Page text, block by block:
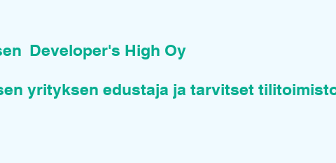
Developer's High Oy
yrityksen edustaja ja tarvitset